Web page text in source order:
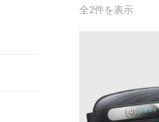
全2件を表示